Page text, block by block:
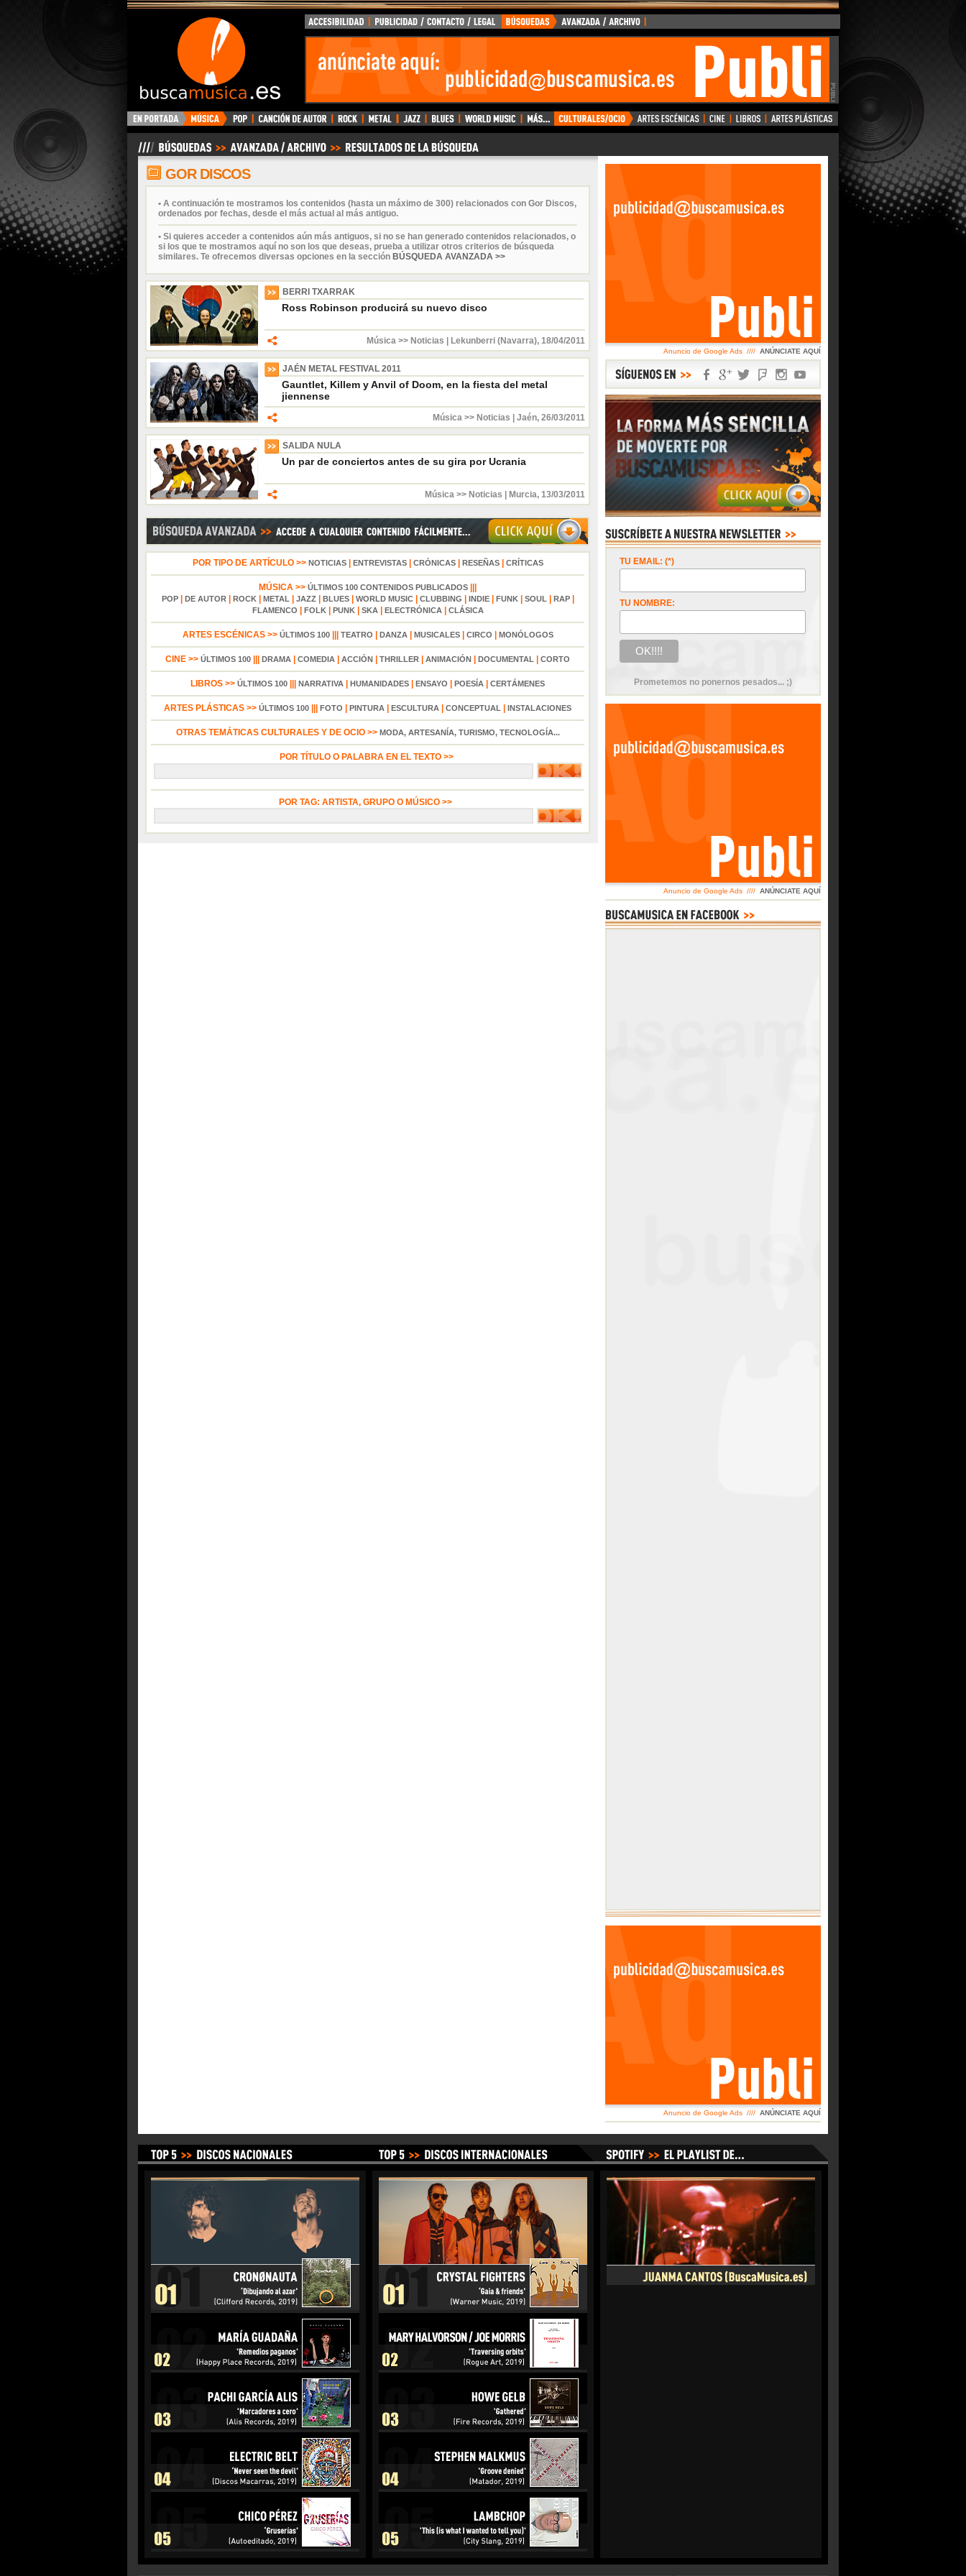
BuscaMusica.es
GOR DISCOS
• A continuación te mostramos los contenidos (hasta un máximo de 300) relacionados con Gor Discos,
ordenados por fechas, desde el más actual al más antiguo.
• Si quieres acceder a contenidos aún más antiguos, si no se han generado contenidos relacionados, o
si los que te mostramos aquí no son los que deseas, prueba a utilizar otros criterios de búsqueda
similares. Te ofrecemos diversas opciones en la sección BÚSQUEDA AVANZADA >>
BERRI TXARRAK
Ross Robinson producirá su nuevo disco
Música >> Noticias Lekunberri (Navarra), 18/04/2011
JAÉN METAL FESTIVAL 2011
Gauntlet, Killem y Anvil of Doom, en la fiesta del metal
jiennense
Música >> Noticias Jaén, 26/03/2011
SALIDA NULA
Un par de conciertos antes de su gira por Ucrania
Música >> Noticias Murcia, 13/03/2011
POR TIPO DE ARTÍCULO >> NOTICIAS| ENTREVISTAS| CRÓNICAS| RESEÑAS| CRÍTICAS
MÚSICA >> ÚLTIMOS 100 CONTENIDOS PUBLICADOS
POP| DE AUTOR| ROCK| METAL| JAZZ| BLUES| WORLD MUSIC| CLUBBING INDIE| FUNK| SOUL| RAP|
FLAMENCO FOLK| PUNK| SKA| ELECTRÓNICA| CLÁSICA
ARTES ESCÉNICAS >> ÚLTIMOS 100||| TEATRO DANZA| MUSICALES| CIRCO MONÓLOGOS
CINE >> ÚLTIMOS 100 DRAMA COMEDIA ACCIÓN THRILLER ANIMACIÓN DOCUMENTAL CORTO
LIBROS >> ÚLTIMOS 100 NARRATIVA HUMANIDADES ENSAYO POESÍA CERTÁMENES
ARTES PLÁSTICAS >> ÚLTIMOS 100 FOTO PINTURA ESCULTURA CONCEPTUAL INSTALACIONES
OTRAS TEMÁTICAS CULTURALES Y DE OCIO >> MODA, ARTESANÍA, TURISMO, TECNOLOGÍA...
POR TÍTULO O PALABRA EN EL TEXTO >>
POR TAG: ARTISTA, GRUPO O MÚSICO >>
Anuncio de Google Ads //// ANÚNCIATE AQUÍ
TU EMAIL: (*)
TU NOMBRE:
Prometemos no ponernos pesados... ;)
Anuncio de Google Ads //// ANÚNCIATE AQUÍ
Anuncio de Google Ads //// ANÚNCIATE AQUÍ